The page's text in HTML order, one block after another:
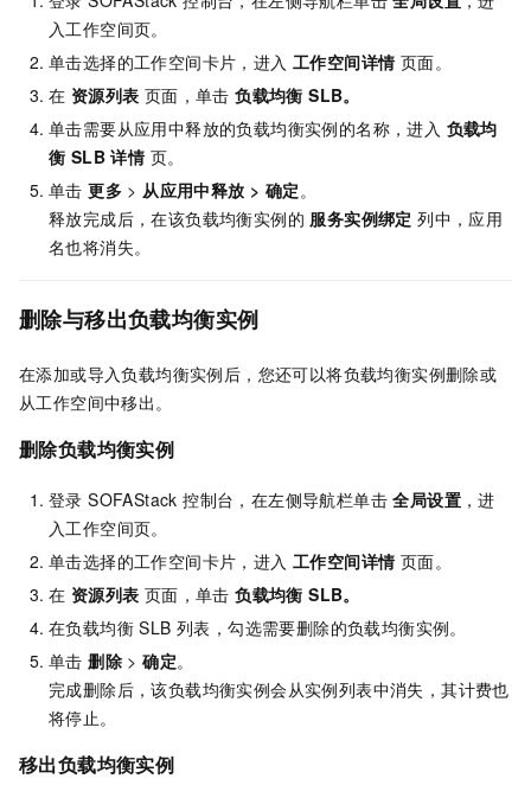
入工作空间页。
单击选择的工作空间卡片，进入 工作空间详情页面。
在 资源列表 页面，单击负载均衡 SLB。
单击需要从应用中释放的负载均衡实例的名称，进入 负载均
衡 SLB 详情 页。
单击更多 >从应用中释放 > 确定。
释放完成后，在该负载均衡实例的 服务实例绑定 列中，应用
名也将消失。
删除与移出负载均衡实例
在添加或导入负载均衡实例后，您还可以将负载均衡实例删除或
从工作空间中移出。
删除负载均衡实例
登录 SOFAStack 控制台，在左侧导航栏单击全局设置 ，进
入工作空间页。
单击选择的工作空间卡片，进入 工作空间详情页面。
在 资源列表 页面，单击负载均衡 SLB。
在负载均衡 SLB 列表，勾选需要删除的负载均衡实例。
单击删除 >确定。
完成删除后，该负载均衡实例会从实例列表中消失，其计费也
将停止。
移出负载均衡实例